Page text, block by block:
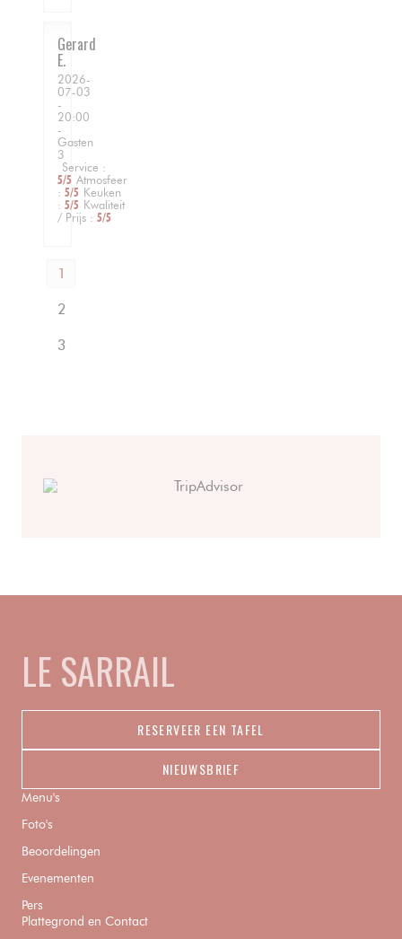
Gerard
E
2026-
07-03
-
20:00
-
Gasten
3
Service :
5/5 Atmosfeer
: 5/5 Keuken
: 5/5 Kwaliteit
/ Prijs : 5/5
1
2
3
LE SARRAIL
RESERVEER EEN TAFEL
NIEUWSBRIEF
Menu's
Foto's
Beoordelingen
Evenementen
Pers
Plattegrond en Contact